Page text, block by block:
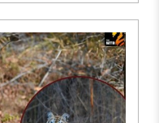
करणारे जागतिक